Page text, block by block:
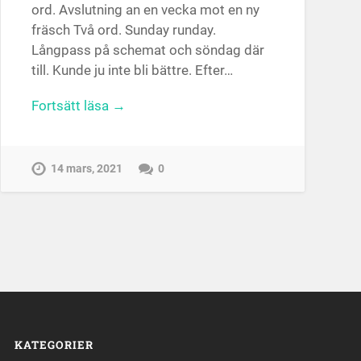
ord. Avslutning an en vecka mot en ny
fräsch Två ord. Sunday runday.
Långpass på schemat och söndag där
till. Kunde ju inte bli bättre. Efter…
Fortsätt läsa →
14 mars, 2021 0
KATEGORIER